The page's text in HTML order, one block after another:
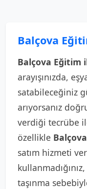
Balçova
Balçova Eğitim
arayışınızda,
satabileceğiniz
arıyorsanız
verdiği tecrübe
özellikle Balçova
satım hizmeti
taşınma